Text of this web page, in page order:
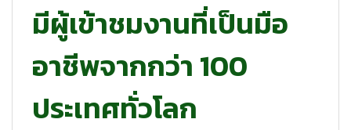
มีผู้เข้าชมงานที่เป็นมือ
อาชีพจากกว่า 100
ประเทศทั่วโลก